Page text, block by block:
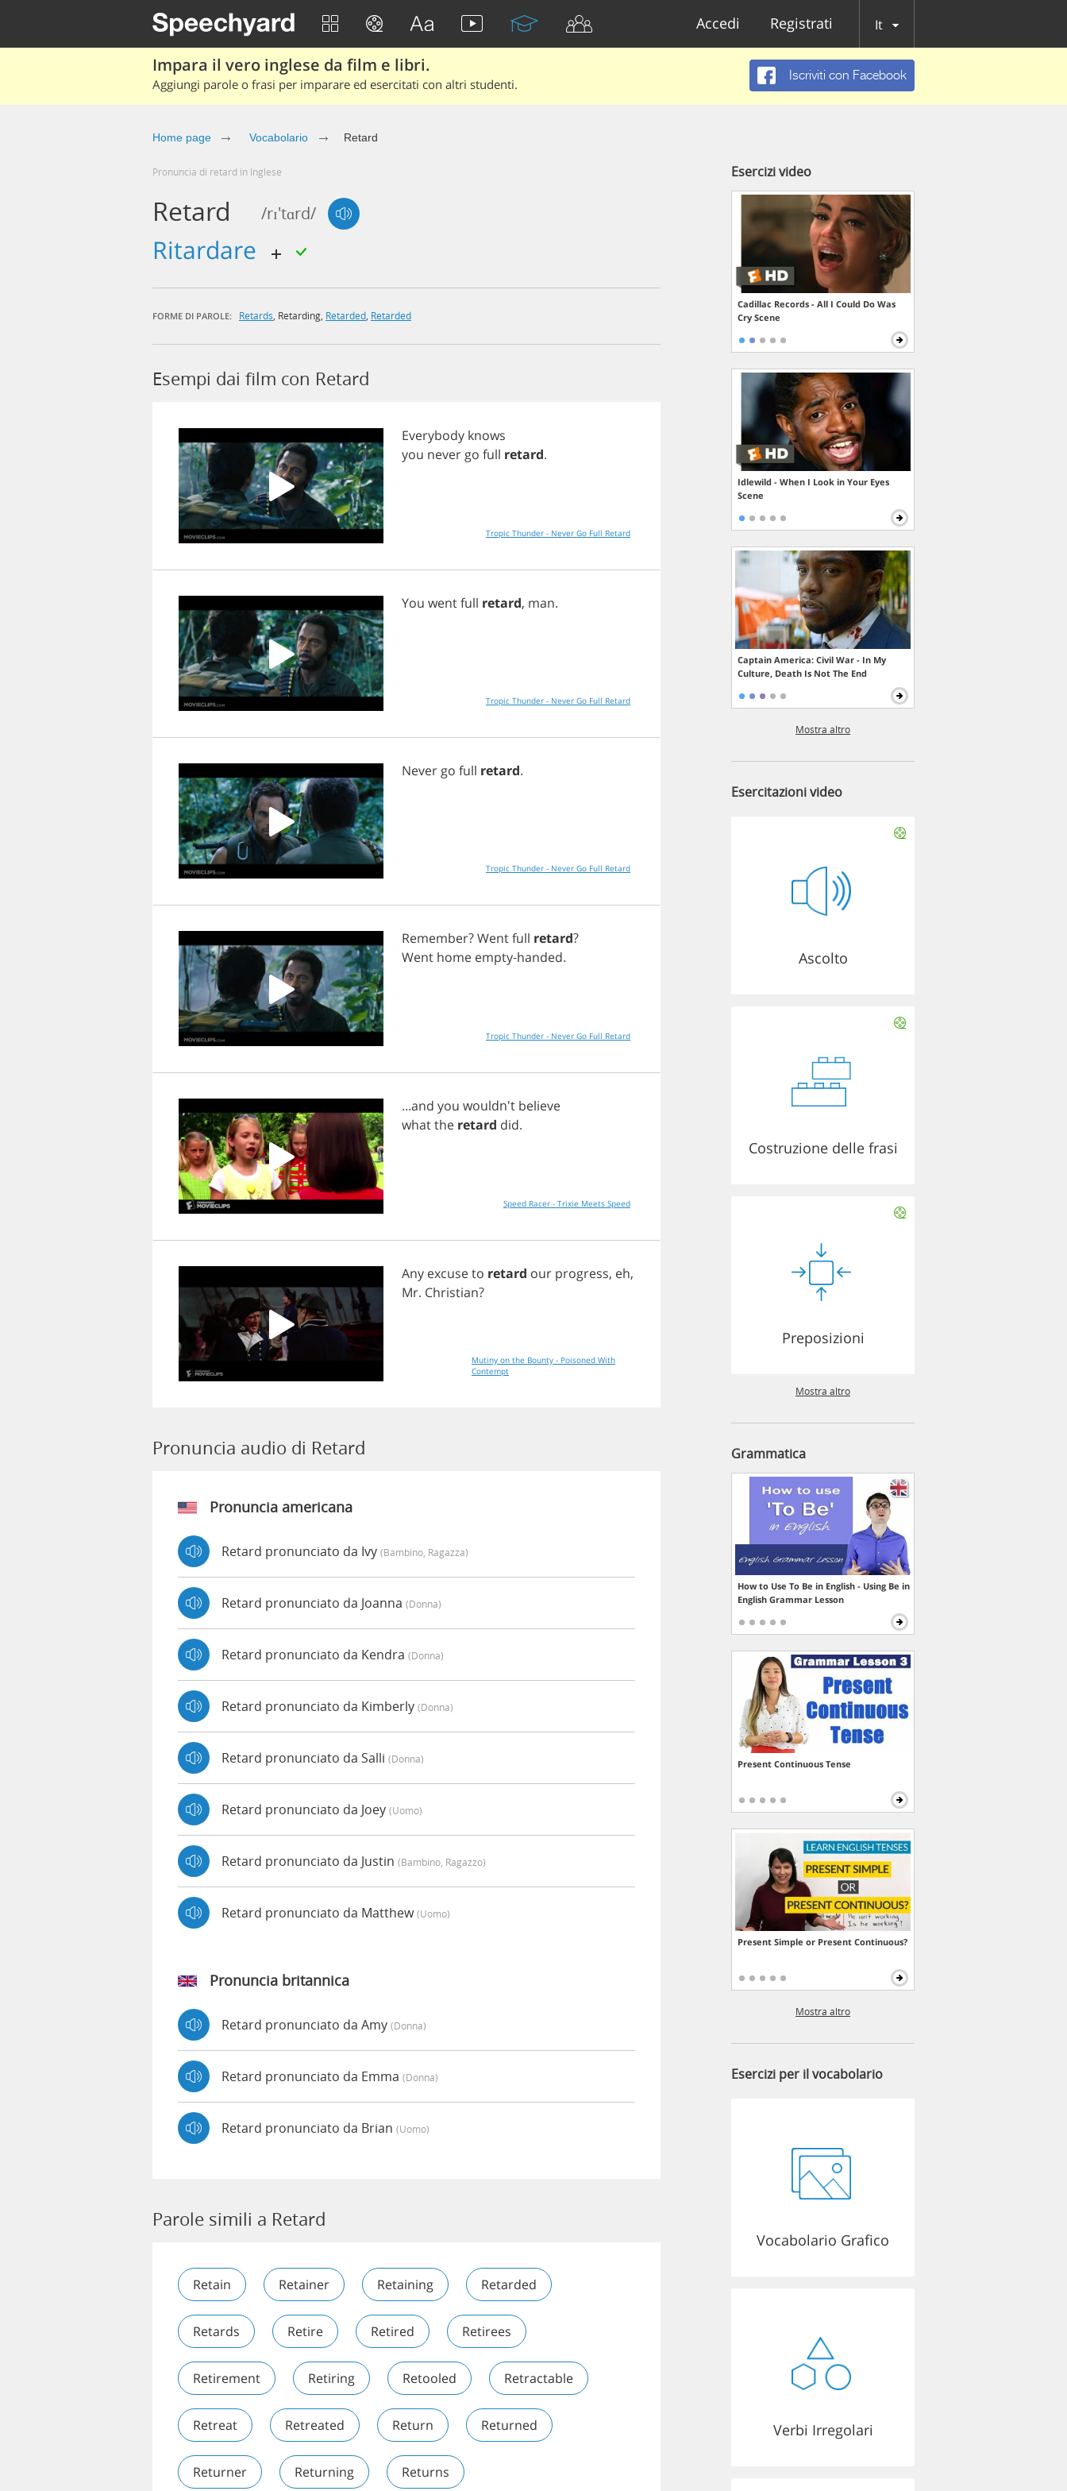
Accedi Registrati It
Impara il vero inglese da film e libri.
Aggiungi parole o frasi per imparare ed esercitati con altri studenti.
Iscriviti con Facebook
Home page Vocabolario Retard
Pronuncia di retard in Inglese
Retard /rɪ'tɑrd/
ritardare
FORME DI PAROLE: Retards Retarding Retarded Retarded
Esempi dai film con Retard
Everybody knows
you never go full retard.
Tropic Thunder - Never Go Full Retard
You wentfull retard, man.
Tropic Thunder - Never Go Full Retard
Never go full retard.
Tropic Thunder - Never Go Full Retard
Remember?Wentfull retard?
Went home empty-handed.
Tropic Thunder - Never Go Full Retard
...and you wouldn't believe
whatthe retard did.
Speed Racer - Trixie Meets Speed
Any excuseto retard our progress, eh,
Mr. Christian?
Mutiny on the Bounty - Poisoned With
Contempt
Pronuncia audio di Retard
Pronuncia americana
Retard pronunciato da Ivy (bambino, Ragazza)
Retard pronunciato da Joanna (donna)
Retard pronunciato da Kendra (donna)
Retard pronunciato da Kimberly (donna)
Retard pronunciato da Salli (donna)
Retard pronunciato da Joey (uomo)
Retard pronunciato da Justin (bambino, Ragazzo)
Retard pronunciato da Matthew(uomo)
Pronuncia britannica
Retard pronunciato da Amy (donna)
Retard pronunciato da Emma (donna)
Retard pronunciato da Brian (uomo)
Parole simili a Retard
Retain Retainer Retaining Retarded
Retards Retire Retired Retirees
Retirement Retiring Retooled Retractable
Retreat Retreated Return Returned
Returner Returning Returns
Esercizi video
Cadillac Records - All I Could Do Was
Cry Scene
Idlewild - When I Look in Your Eyes
Scene
Captain America: Civil War - In My
Culture, Death Is Not The End
Mostra altro
Esercitazioni video
Ascolto
Costruzione delle frasi
Preposizioni
Mostra altro
Grammatica
How to Use To Be in English - Using Be in
English Grammar Lesson
Present Continuous Tense
Present Simple or Present Continuous?
Mostra altro
Esercizi per il vocabolario
Vocabolario Grafico
Verbi Irregolari